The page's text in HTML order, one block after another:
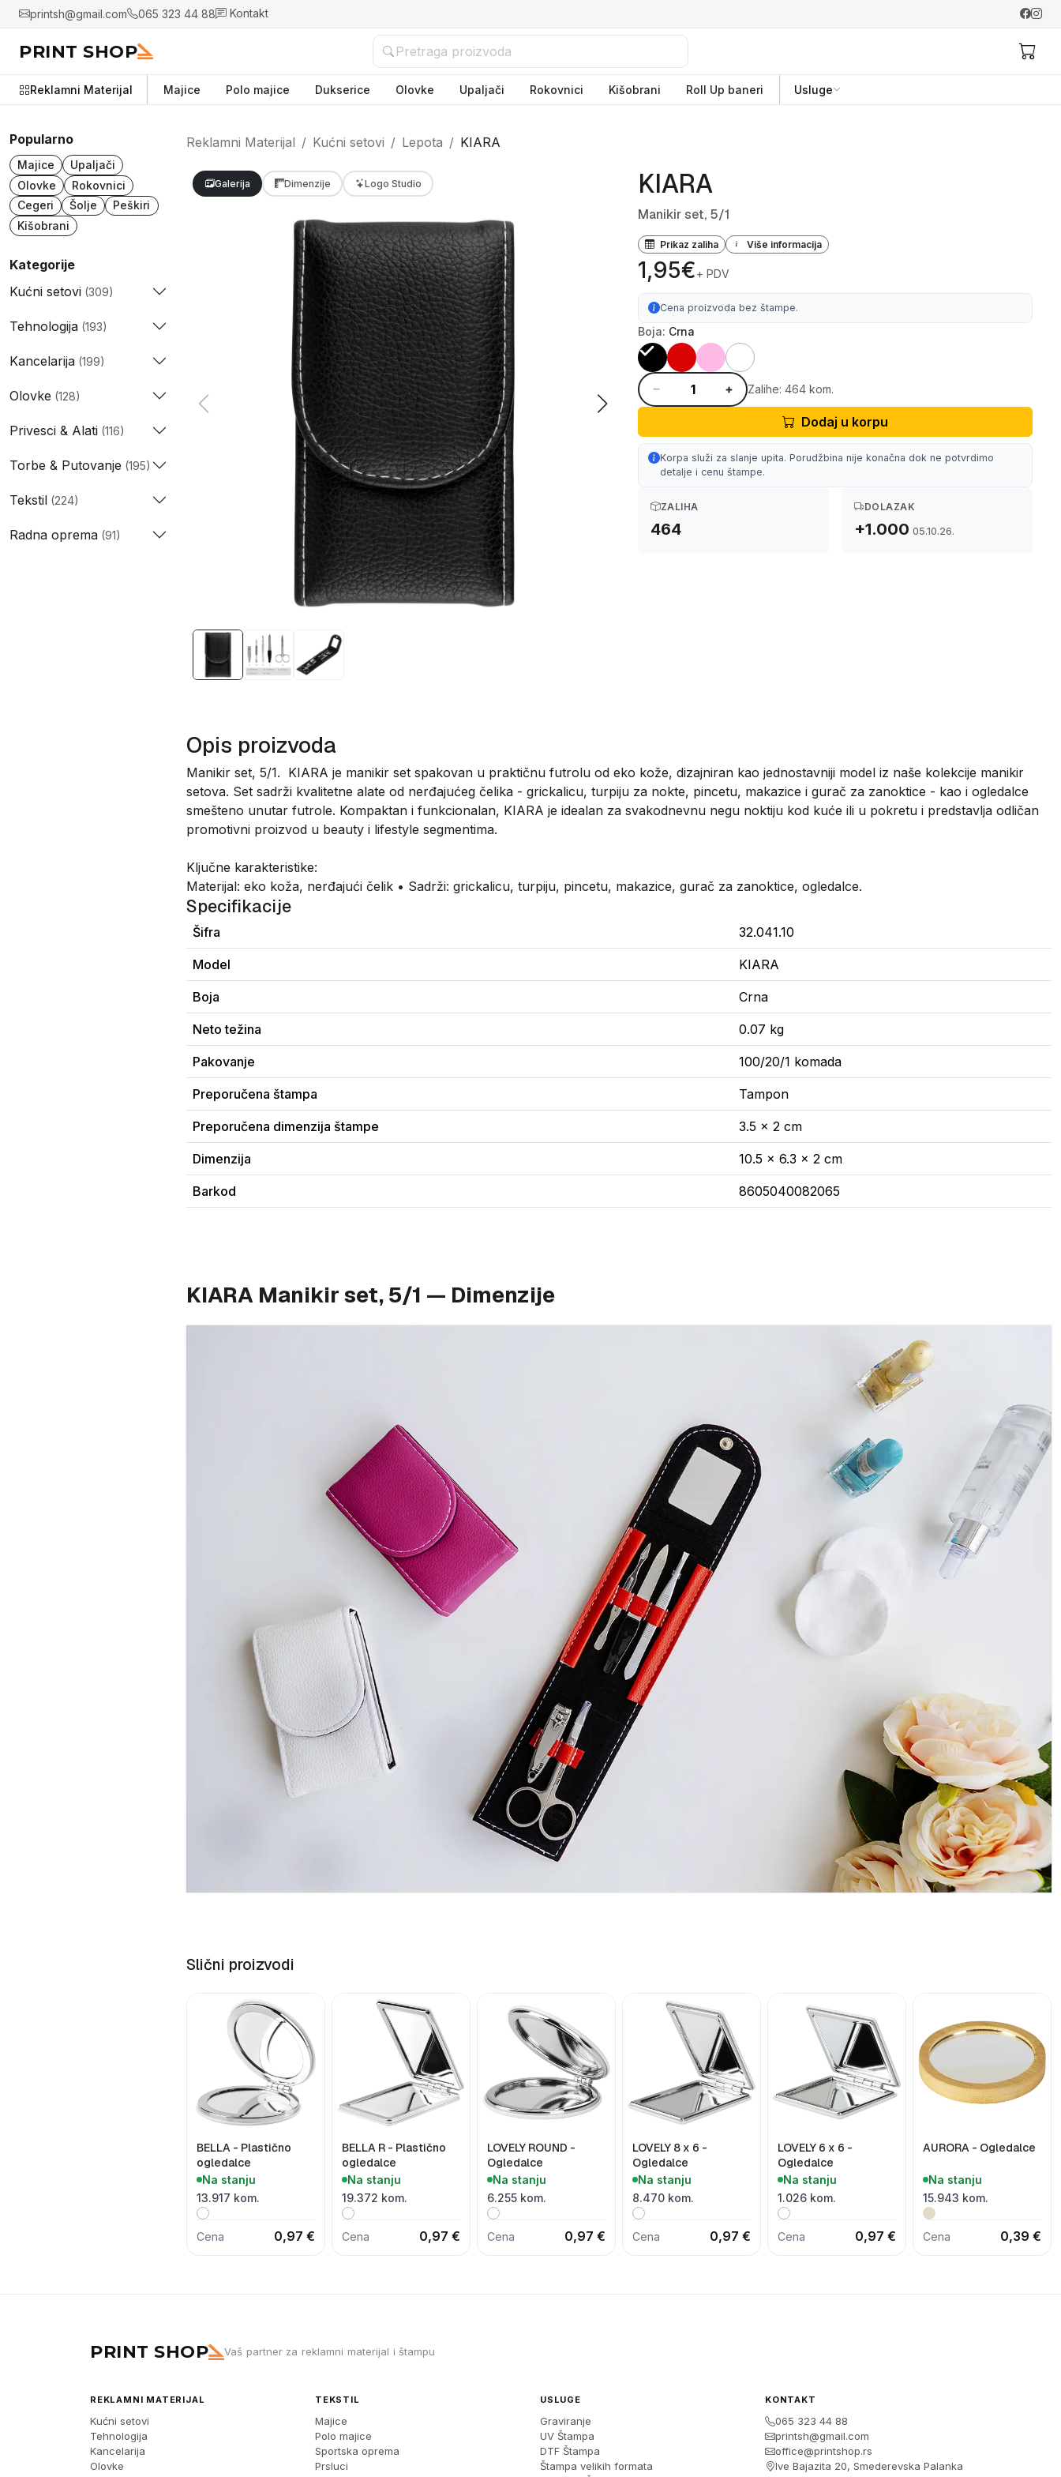
printsh@gmail.com 065 323 44 88 Kontakt
PRINT SHOP
Reklamni Materijal Majice Polo majice Dukserice Olovke Upaljači Rokovnici Kišobrani Roll Up baneri Usluge
Popularno
Majice
Upaljači
Olovke
Rokovnici
Cegeri
Šolje
Peškiri
Kišobrani
Kategorije
Kućni setovi (309)
Tehnologija (193)
Kancelarija (199)
Olovke (128)
Privesci & Alati (116)
Torbe & Putovanje (195)
Tekstil (224)
Radna oprema (91)
Reklamni Materijal Kućni setovi Lepota KIARA
Galerija Dimenzije Logo Studio KIARA
Manikir set, 5/1
Prikaz zaliha Više informacija
1,95€+ PDV
Cena proizvoda bez štampe.
Boja: Crna
Zalihe: 464 kom.
Dodaj u korpu
Korpa služi za slanje upita. Porudžbina nije konačna dok ne potvrdimo
detalje i cenu štampe.
ZALIHA
464
DOLAZAK
+1.000 05.10.26.
Opis proizvoda
Manikir set, 5/1. KIARA je manikir set spakovan u praktičnu futrolu od eko kože, dizajniran kao jednostavniji model iz naše kolekcije manikir
setova. Set sadrži kvalitetne alate od nerđajućeg čelika - grickalicu, turpiju za nokte, pincetu, makazice i gurač za zanoktice - kao i ogledalce
smešteno unutar futrole. Kompaktan i funkcionalan, KIARA je idealan za svakodnevnu negu noktiju kod kuće ili u pokretu i predstavlja odličan
promotivni proizvod u beauty i lifestyle segmentima.
Ključne karakteristike:
Materijal: eko koža, nerđajući čelik • Sadrži: grickalicu, turpiju, pincetu, makazice, gurač za zanoktice, ogledalce.
Specifikacije
Šifra 32.041.10
Model KIARA
Boja Crna
Neto težina 0.07 kg
Pakovanje 100/20/1 komada
Preporučena štampa Tampon
Preporučena dimenzija štampe 3.5 x 2 cm
Dimenzija 10.5 x 6.3 x 2 cm
Barkod 8605040082065
KIARA Manikir set, 5/1 — Dimenzije
Slični proizvodi
BELLA - Plastično
ogledalce
Na stanju
13.917 kom.
Cena 0,97 €
BELLA R - Plastično
ogledalce
Na stanju
19.372 kom.
Cena 0,97 €
LOVELY ROUND -
Ogledalce
Na stanju
6.255 kom.
Cena 0,97 €
LOVELY 8 x 6 -
Ogledalce
Na stanju
8.470 kom.
Cena 0,97 €
LOVELY 6 x 6 -
Ogledalce
Na stanju
1.026 kom.
Cena 0,97 €
AURORA - Ogledalce
Na stanju
15.943 kom.
Cena 0,39 €
PRINT SHOP Vaš partner za reklamni materijal i štampu
REKLAMNI MATERIJAL
Kućni setovi
Tehnologija
Kancelarija
Olovke
TEKSTIL
Majice
Polo majice
Sportska oprema
Prsluci
USLUGE
Graviranje
UV Štampa
DTF Štampa
Štampa velikih formata
KONTAKT
065 323 44 88
printsh@gmail.com
office@printshop.rs
Ive Bajazita 20, Smederevska Palanka